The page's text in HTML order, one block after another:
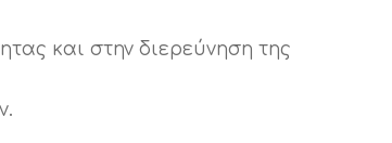
και στην διερεύνηση της